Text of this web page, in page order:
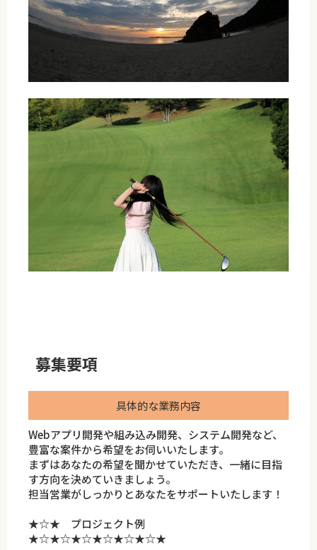
募集要項
具体的な業務内容
Webアプリ開発や組み込み開発、システム開発など、
豊富な案件から希望をお伺いいたします。
まずはあなたの希望を聞かせていただき、一緒に目指
す方向を決めていきましょう。
担当営業がしっかりとあなたをサポートいたします！
★☆★ プロジェクト例
★☆★☆★☆★☆★☆★☆★